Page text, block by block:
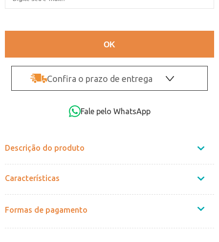
Confira o prazo de entrega
Fale pelo WhatsApp
Descrição do produto
Características
Formas de pagamento